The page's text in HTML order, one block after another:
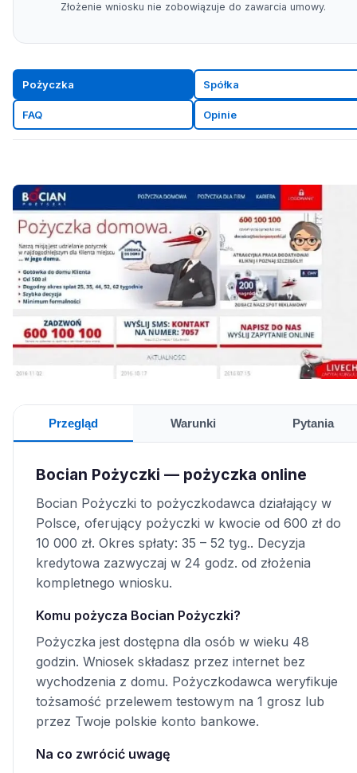
Złożenie wniosku nie zobowiązuje do zawarcia umowy.
Pożyczka Spółka
FAQ Opinie
Przegląd Warunki Pytania
Bocian Pożyczki — pożyczka online
Bocian Pożyczki to pożyczkodawca działający w
Polsce, oferujący pożyczki w kwocie od 600 zł do
10 000 zł. Okres spłaty: 35 – 52 tyg.. Decyzja
kredytowa zazwyczaj w 24 godz. od złożenia
kompletnego wniosku.
Komu pożycza Bocian Pożyczki?
Pożyczka jest dostępna dla osób w wieku 48
godzin. Wniosek składasz przez internet bez
wychodzenia z domu. Pożyczkodawca weryfikuje
tożsamość przelewem testowym na 1 grosz lub
przez Twoje polskie konto bankowe.
Na co zwrócić uwagę